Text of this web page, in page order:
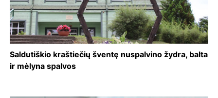
Saldutiškio kraštiečių šventę nuspalvino žydra, balta
ir mėlyna spalvos